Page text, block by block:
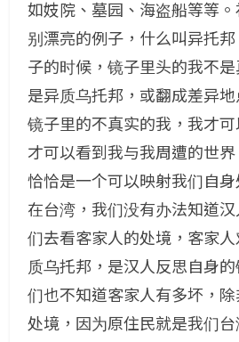
如妓院、墓园、海盗船等等
别漂亮的例子，什么叫异托
子的时候，镜子里头的我不
是异质乌托邦，或翻成差异
镜子里的不真实的我，我才可
才可以看到我与我周遭的世
恰恰是一个可以映射我们自身
在台湾，我们没有办法知道
们去看客家人的处境，客家
质乌托邦，是汉人反思自身
们也不知道客家人有多坏，
处境，因为原住民就是我们